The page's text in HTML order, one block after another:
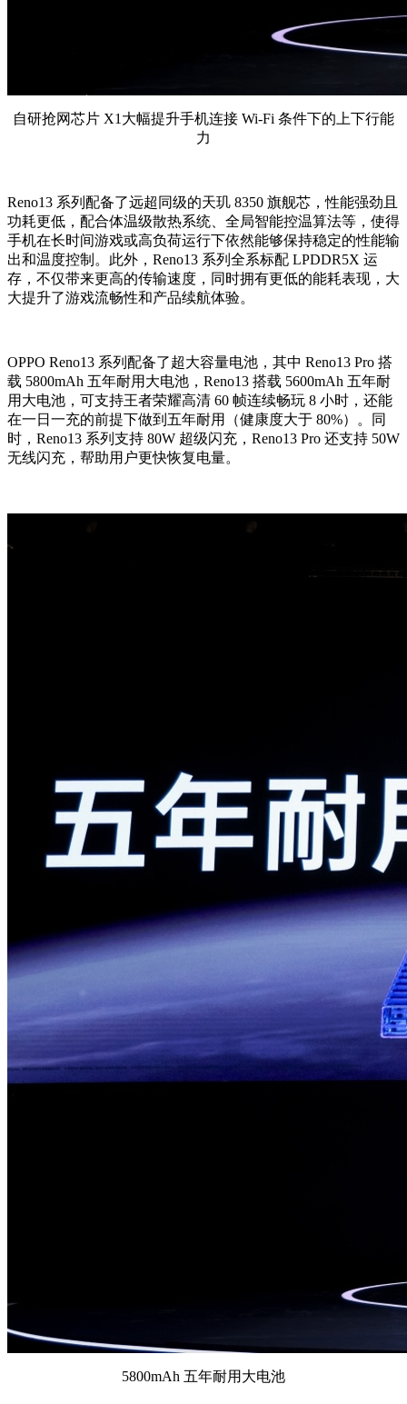
自研抢网芯片 X1大幅提升手机连接 Wi-Fi 条件下的上下行能
力
Reno13 系列配备了远超同级的天玑 8350 旗舰芯，性能强劲且
功耗更低，配合体温级散热系统、全局智能控温算法等，使得
手机在长时间游戏或高负荷运行下依然能够保持稳定的性能输
出和温度控制。此外，Reno13 系列全系标配 LPDDR5X 运
存，不仅带来更高的传输速度，同时拥有更低的能耗表现，大
大提升了游戏流畅性和产品续航体验。
OPPO Reno13 系列配备了超大容量电池，其中 Reno13 Pro 搭
载 5800mAh 五年耐用大电池，Reno13 搭载 5600mAh 五年耐
用大电池，可支持王者荣耀高清 60 帧连续畅玩 8 小时，还能
在一日一充的前提下做到五年耐用（健康度大于 80%）。同
时，Reno13 系列支持 80W 超级闪充，Reno13 Pro 还支持 50W
无线闪充，帮助用户更快恢复电量。
5800mAh 五年耐用大电池